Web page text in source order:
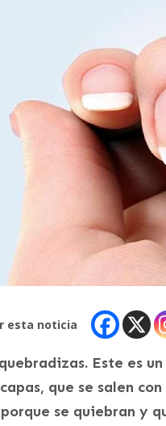
esta noticia
Este es
que se salen
se quiebran y